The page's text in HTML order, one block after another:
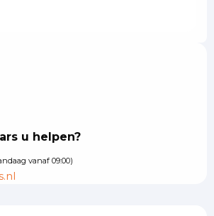
u helpen?
vanaf 09:00)